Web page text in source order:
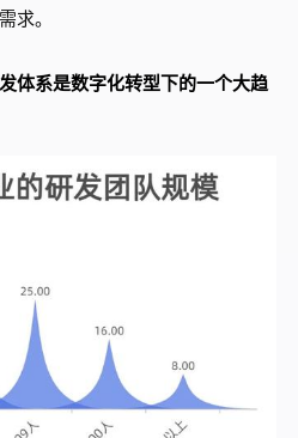
求。
体系是数字化转型下的一个大趋